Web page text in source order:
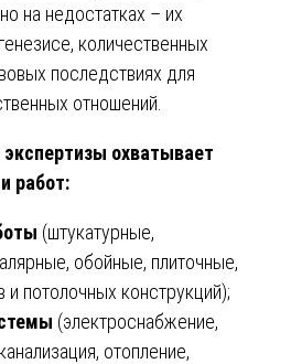
на недостатках – их
количественных
последствиях для
отношений.
охватывает
работ:
(штукатурные,
обойные, плиточные,
и потолочных конструкций);
(электроснабжение,
отопление,